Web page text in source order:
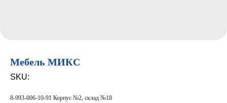
Мебель МИКС
SKU:
8-993-006-10-91 Корпус №2, склад №18